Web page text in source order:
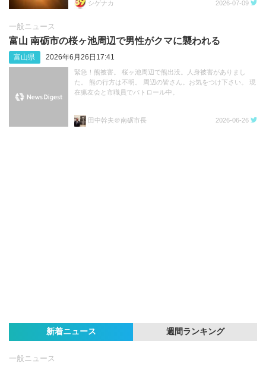
シゲナカ 2026-07-09
一般ニュース
富山 南砺市の桜ヶ池周辺で男性がクマに襲われる
富山県 2026年6月26日17:41
緊急！熊被害。 桜ヶ池周辺で熊出没。人身被害がありまし
た。 熊の行方は不明。 周辺の皆さん。お気をつけ下さい。 現
在猟友会と市職員でパトロール中。
田中幹夫＠南砺市長 2026-06-26
新着ニュース 週間ランキング
一般ニュース